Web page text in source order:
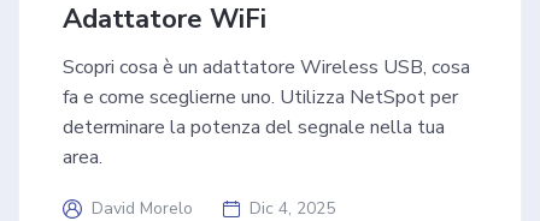
Adattatore WiFi
Scopri cosa è un adattatore Wireless USB, cosa
fa e come sceglierne uno. Utilizza NetSpot per
determinare la potenza del segnale nella tua
area.
David Morelo Dic 4, 2025